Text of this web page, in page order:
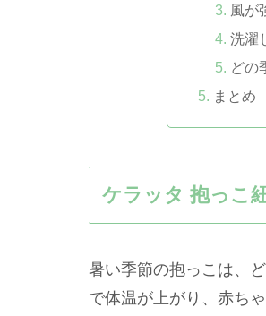
風が
洗濯
どの
まとめ
ケラッタ 抱っこ
暑い季節の抱っこは、
で体温が上がり、赤ち